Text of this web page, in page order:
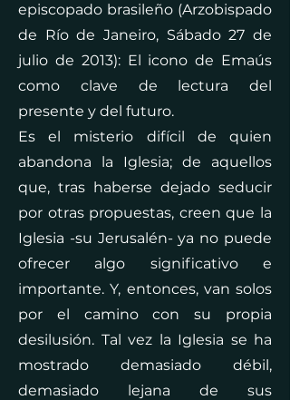
episcopado brasileño (Arzobispado
de Río de Janeiro, Sábado 27 de
julio de 2013): El icono de Emaús
como clave de lectura del
presente y del futuro.
Es el misterio difícil de quien
abandona la Iglesia; de aquellos
que, tras haberse dejado seducir
por otras propuestas, creen que la
Iglesia -su Jerusalén- ya no puede
ofrecer algo significativo e
importante. Y, entonces, van solos
por el camino con su propia
desilusión. Tal vez la Iglesia se ha
mostrado demasiado débil,
demasiado lejana de sus